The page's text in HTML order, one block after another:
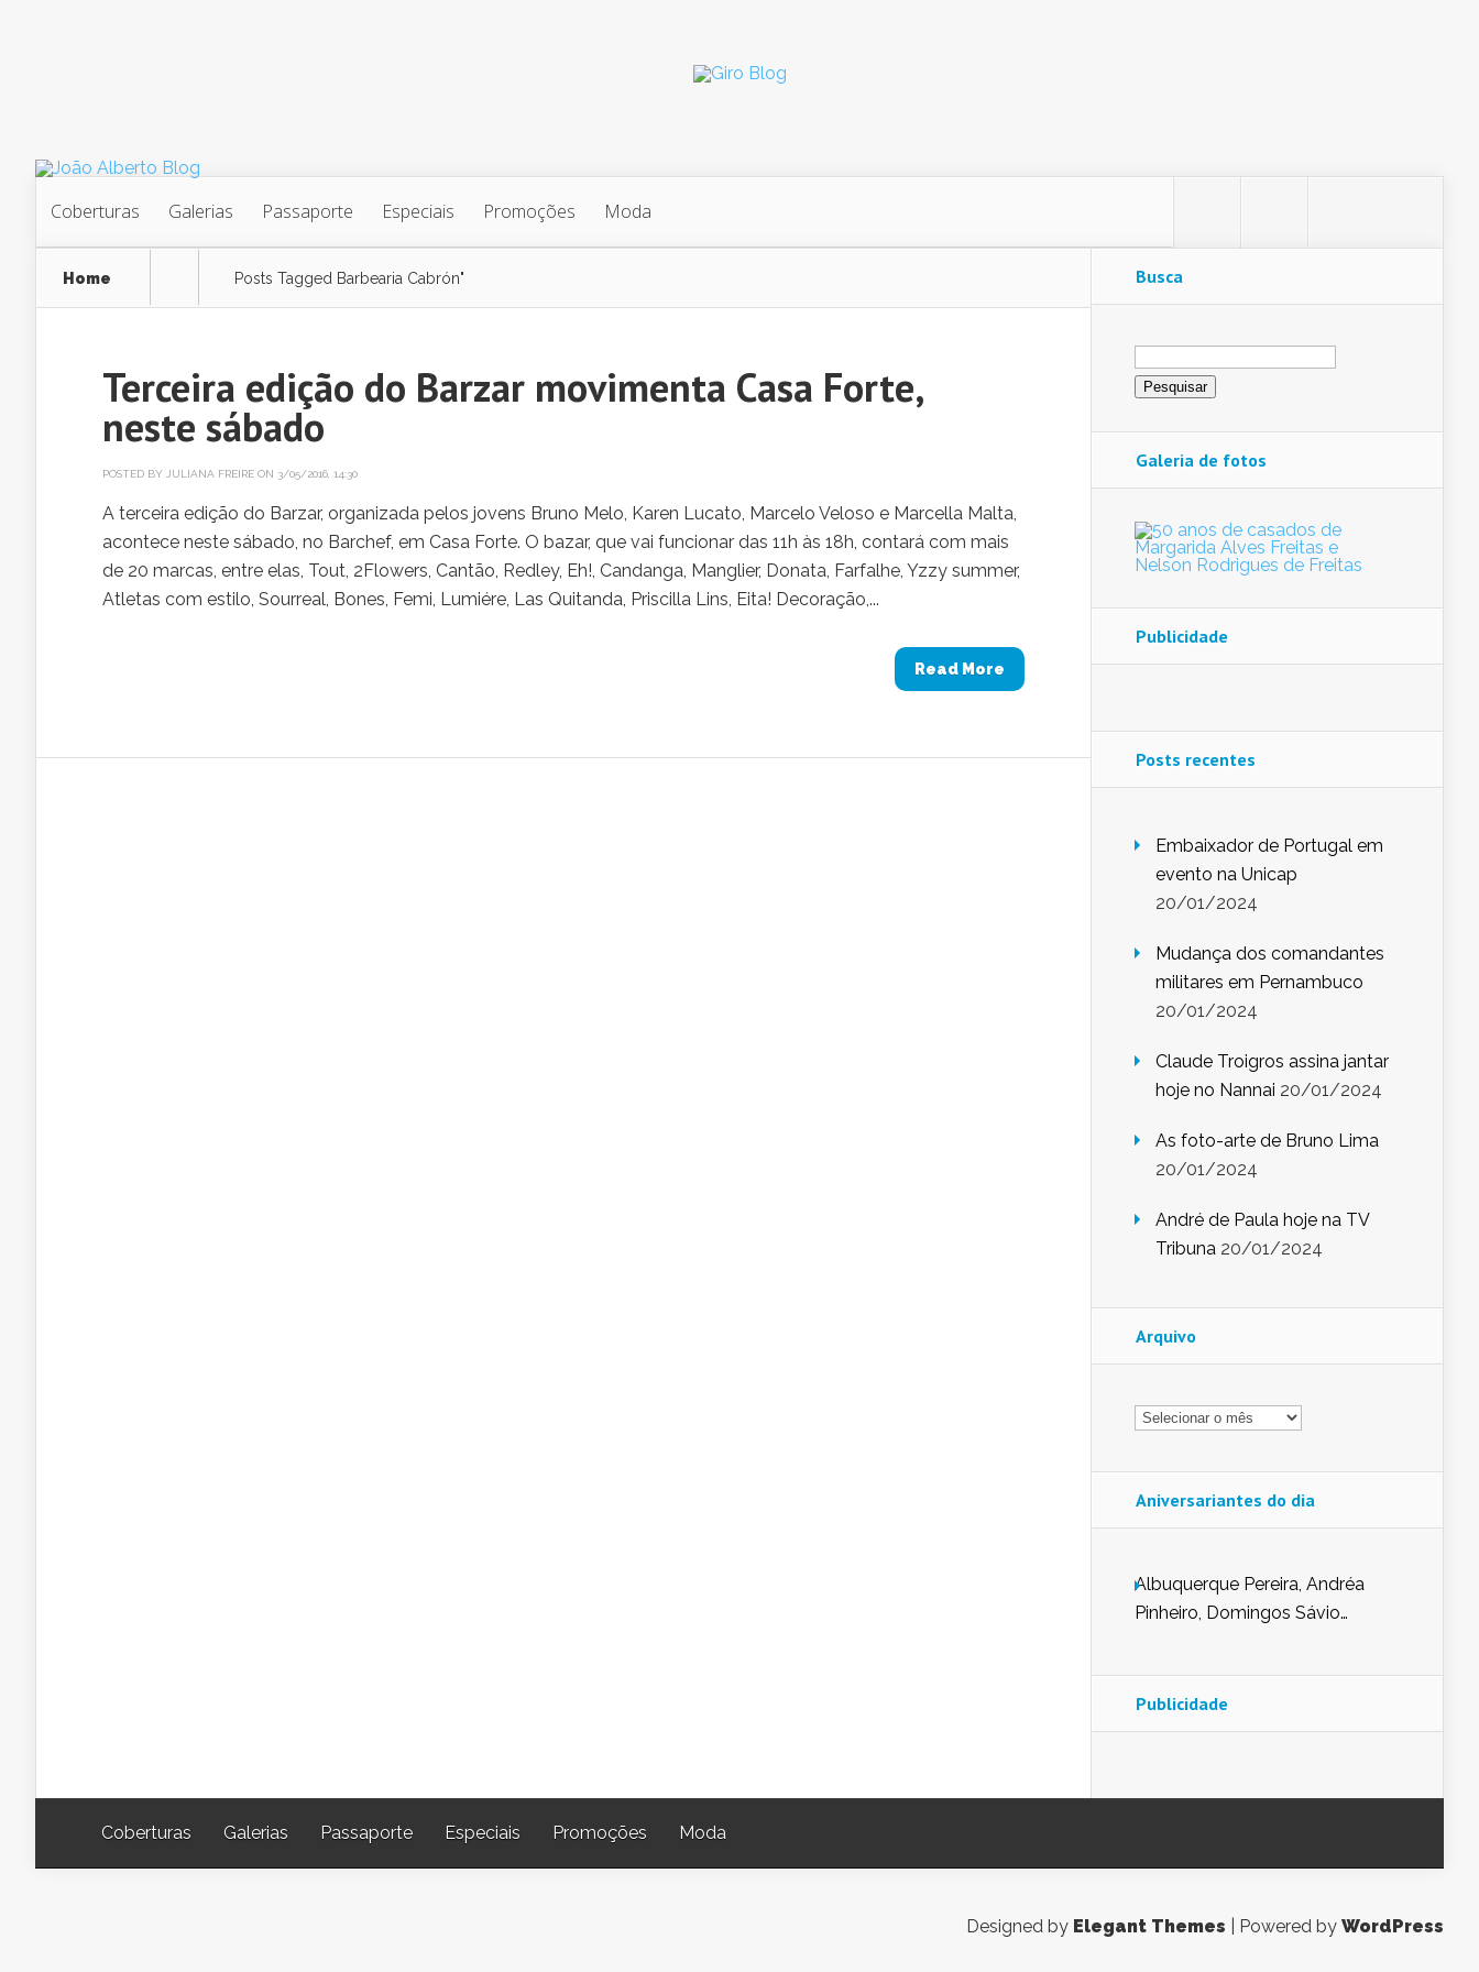
Coberturas Galerias Passaporte Especiais Promoções Moda
Home Posts Tagged Barbearia Cabrón"
Terceira edição do Barzar movimenta Casa Forte,
neste sábado
POSTED BY JULIANA FREIRE ON 3/05/2016, 14:30
A terceira edição do Barzar, organizada pelos jovens Bruno Melo, Karen Lucato, Marcelo Veloso e Marcella Malta,
acontece neste sábado, no Barchef, em Casa Forte. O bazar, que vai funcionar das 11h às 18h, contará com mais
de 20 marcas, entre elas, Tout, 2Flowers, Cantão, Redley, Eh!, Candanga, Manglier, Donata, Farfalhe, Yzzy summer,
Atletas com estilo, Sourreal, Bones, Femi, Lumiére, Las Quitanda, Priscilla Lins, Eita! Decoração,...
Read More
Busca
Pesquisar
por:
Galeria de fotos
Publicidade
Posts recentes
Embaixador de Portugal em
evento na Unicap
20/01/2024
Mudança dos comandantes
militares em Pernambuco
20/01/2024
Claude Troigros assina jantar
hoje no Nannai 20/01/2024
As foto-arte de Bruno Lima
20/01/2024
André de Paula hoje na TV
Tribuna 20/01/2024
Arquivo
Arquivo
Aniversariantes do dia
Albuquerque Pereira, Andréa
Pinheiro, Domingos Sávio
Nunes de Sena, Fátima Peixoto,
Glória Pereira, Kátia Mesel,
Publicidade
Coberturas Galerias Passaporte Especiais Promoções Moda
Designed by Elegant Themes | Powered by WordPress